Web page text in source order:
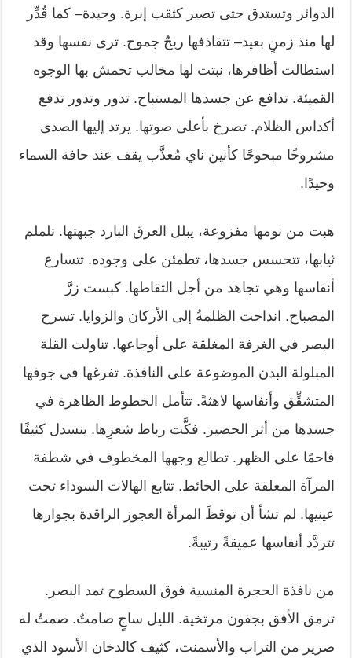
الدوائر وتستدق حتى تصير كثقب إبرة. وحيدة– كما قُدِّر
لها منذ زمنٍ بعيد– تتقاذفها ريحٌ جموح. ترى نفسها وقد
استطالت أظافرها، نبتت لها مخالب تخمش بها الوجوه
القميئة. تدافع عن جسدها المستباح. تدور وتدور تدفع
أكداس الظلام. تصرخ بأعلى صوتها. يرتد إليها الصدى
مشروخًا مبحوحًا كأنين ناي مُعذَّب يقف عند حافة السماء
وحيدًا.
هبت من نومها مفزوعة، يبلل العرق البارد جبهتها. تلملم
ثيابها، تتحسس جسدها، تطمئن على وجوده. تتسارع
أنفاسها وهي تجاهد من أجل التقاطها. كبست زرَّ
المصباح. انداحت الظلمةُ إلى الأركان والزوايا. تسرح
البصر في الغرفة المغلقة على أوجاعها. تناولت القلة
المبلولة البدن الموضوعة على النافذة. تفرغها في جوفها
المتشقِّق وأنفاسها لاهثةً. تتأمل الخطوط الظاهرة في
جسدها من أثر الحصير. فكَّت رباط شعرِها. ينسدل كثيفًا
فاحمًا على الظهر. تطالع وجهها المخطوف في شطفة
المرآة المعلقة على الحائط. تتابع الهالات السوداء تحت
عينيها. لم تشأ أن توقظَ المرأة العجوز الراقدة بجوارها
تتردَّد أنفاسها عميقةً رتيبةً.
من نافذة الحجرة المنسية فوق السطوح تمد البصر.
ترمق الأفق بجفون مرتخية. الليل ساجٍ صامتٌ. صمتٌ له
صرير من التراب والأسمنت، كثيف كالدخان الأسود الذي